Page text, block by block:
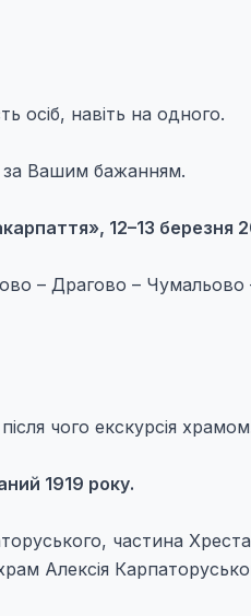
осіб, навіть на одного.
за Вашим бажанням.
12–13 березня
– Драгово – Чумальово
чого екскурсія
1919 року.
частина
Алексія